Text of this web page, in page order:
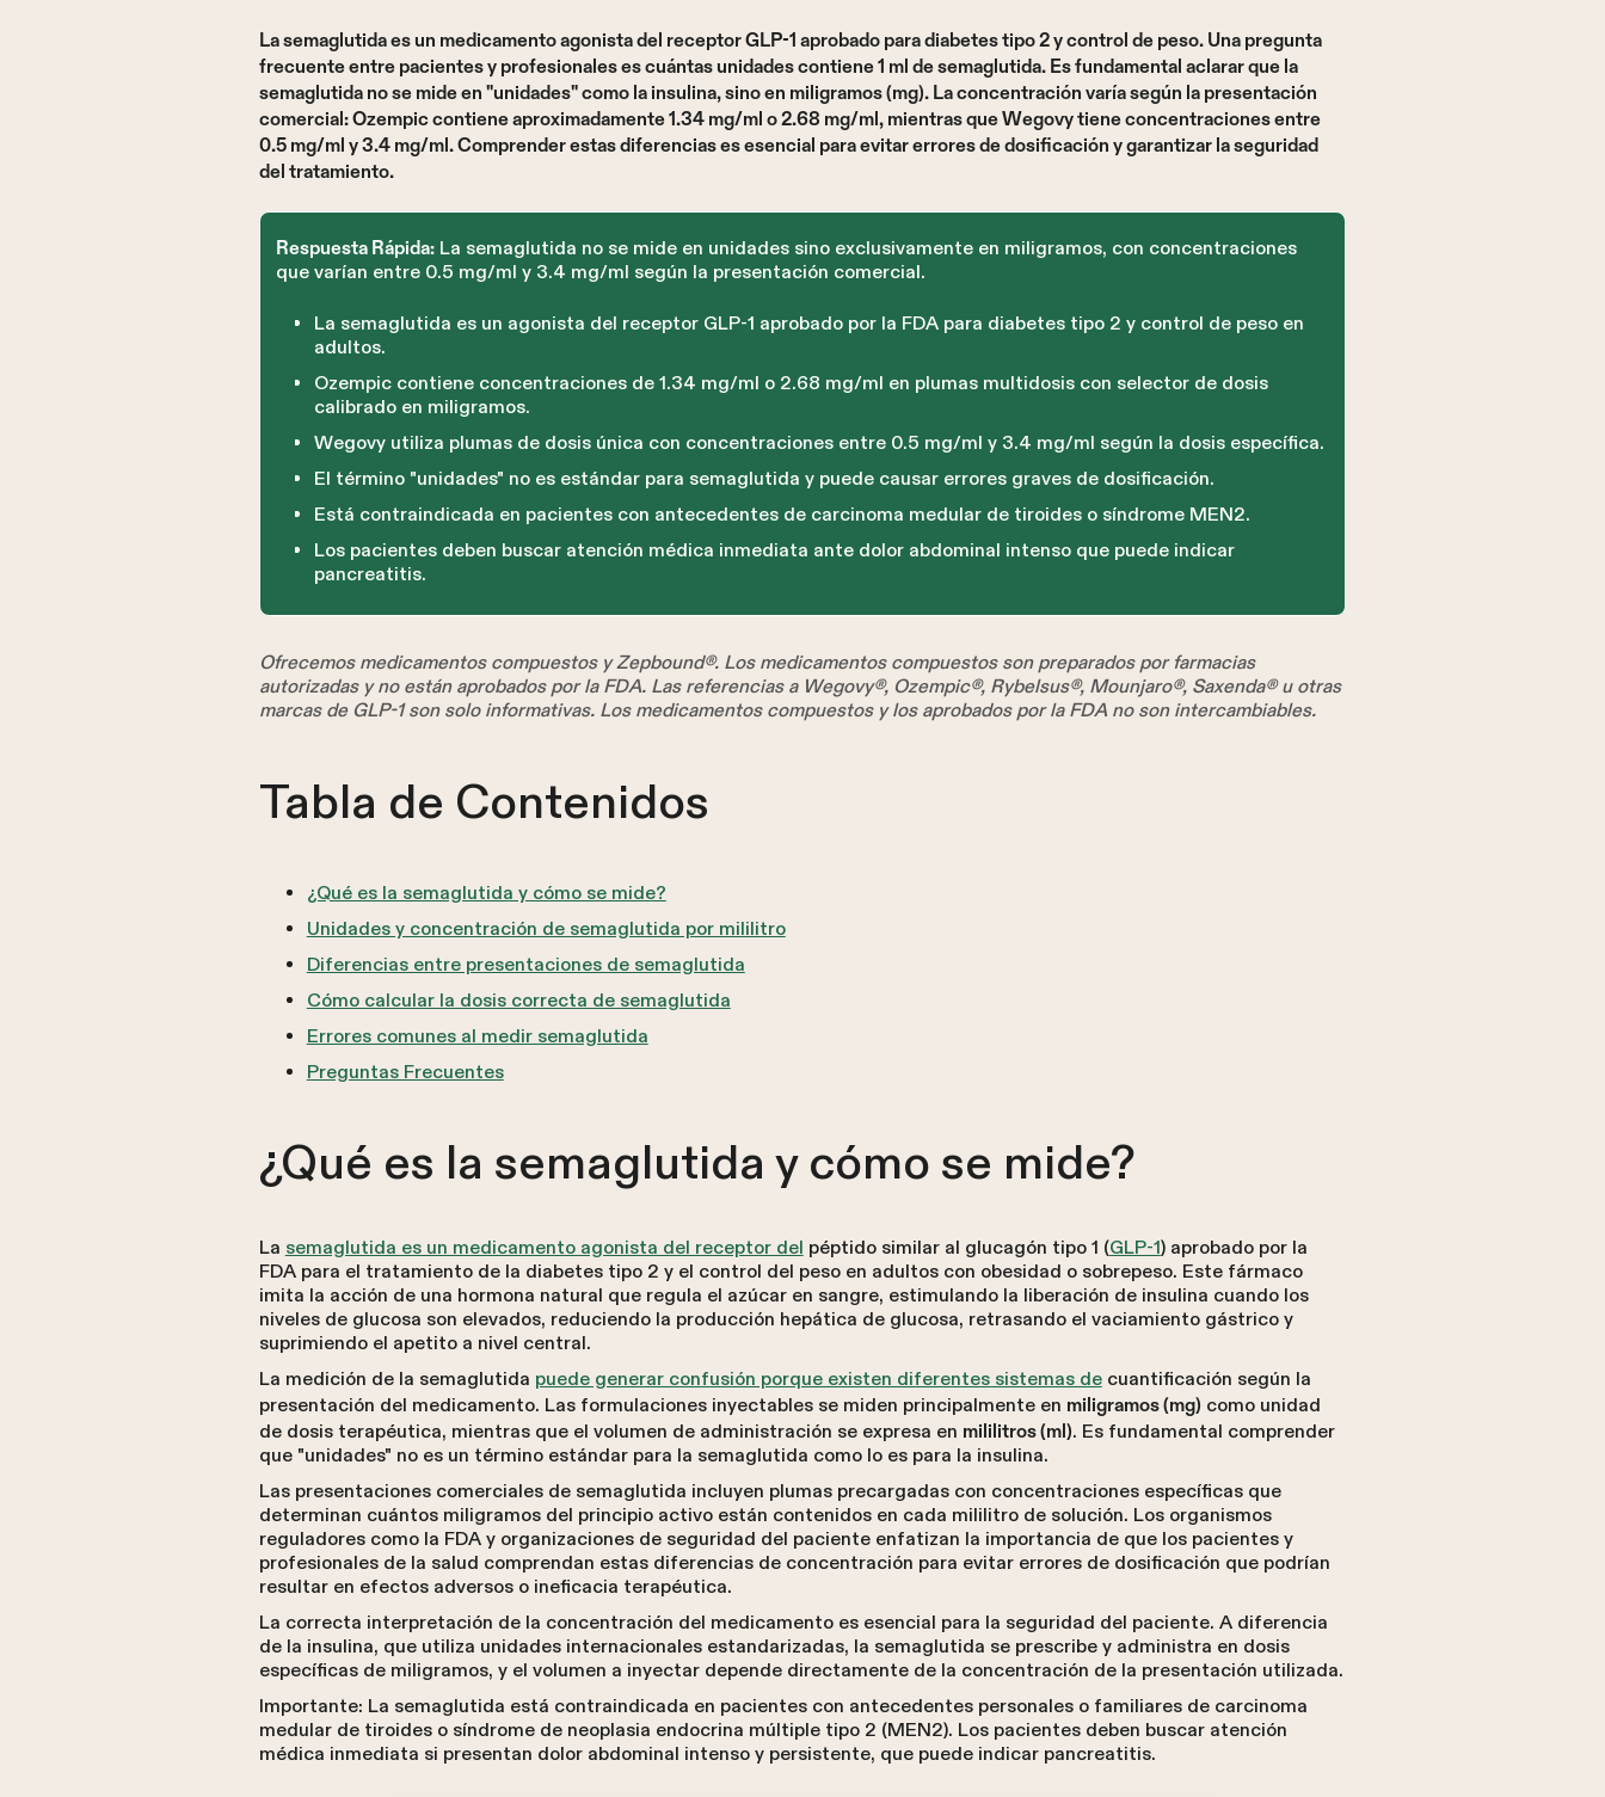
La semaglutida es un medicamento agonista del receptor GLP-1 aprobado para diabetes tipo 2 y control de peso. Una pregunta
frecuente entre pacientes y profesionales es cuántas unidades contiene 1 ml de semaglutida. Es fundamental aclarar que la
semaglutida no se mide en "unidades" como la insulina, sino en miligramos (mg). La concentración varía según la presentación
comercial: Ozempic contiene aproximadamente 1.34 mg/ml o 2.68 mg/ml, mientras que Wegovy tiene concentraciones entre
0.5 mg/ml y 3.4 mg/ml. Comprender estas diferencias es esencial para evitar errores de dosificación y garantizar la seguridad
del tratamiento.
Respuesta Rápida: La semaglutida no se mide en unidades sino exclusivamente en miligramos, con concentraciones
que varían entre 0.5 mg/ml y 3.4 mg/ml según la presentación comercial.
La semaglutida es un agonista del receptor GLP-1 aprobado por la FDA para diabetes tipo 2 y control de peso en
adultos.
Ozempic contiene concentraciones de 1.34 mg/ml o 2.68 mg/ml en plumas multidosis con selector de dosis
calibrado en miligramos.
Wegovy utiliza plumas de dosis única con concentraciones entre 0.5 mg/ml y 3.4 mg/ml según la dosis específica.
El término "unidades" no es estándar para semaglutida y puede causar errores graves de dosificación.
Está contraindicada en pacientes con antecedentes de carcinoma medular de tiroides o síndrome MEN2.
Los pacientes deben buscar atención médica inmediata ante dolor abdominal intenso que puede indicar
pancreatitis.
Ofrecemos medicamentos compuestos y Zepbound®. Los medicamentos compuestos son preparados por farmacias
autorizadas y no están aprobados por la FDA. Las referencias a Wegovy®, Ozempic®, Rybelsus®, Mounjaro®, Saxenda® u otras
marcas de GLP-1 son solo informativas. Los medicamentos compuestos y los aprobados por la FDA no son intercambiables.
Tabla de Contenidos
¿Qué es la semaglutida y cómo se mide?
Unidades y concentración de semaglutida por mililitro
Diferencias entre presentaciones de semaglutida
Cómo calcular la dosis correcta de semaglutida
Errores comunes al medir semaglutida
Preguntas Frecuentes
¿Qué es la semaglutida y cómo se mide?
La semaglutida es un medicamento agonista del receptor del péptido similar al glucagón tipo 1 (GLP-1) aprobado por la
FDA para el tratamiento de la diabetes tipo 2 y el control del peso en adultos con obesidad o sobrepeso. Este fármaco
imita la acción de una hormona natural que regula el azúcar en sangre, estimulando la liberación de insulina cuando los
niveles de glucosa son elevados, reduciendo la producción hepática de glucosa, retrasando el vaciamiento gástrico y
suprimiendo el apetito a nivel central.
La medición de la semaglutida puede generar confusión porque existen diferentes sistemas decuantificación según la
presentación del medicamento. Las formulaciones inyectables se miden principalmente en miligramos (mg) como unidad
de dosis terapéutica, mientras que el volumen de administración se expresa en mililitros (ml). Es fundamental comprender
que "unidades" no es un término estándar para la semaglutida como lo es para la insulina.
Las presentaciones comerciales de semaglutida incluyen plumas precargadas con concentraciones específicas que
determinan cuántos miligramos del principio activo están contenidos en cada mililitro de solución. Los organismos
reguladores como la FDA y organizaciones de seguridad del paciente enfatizan la importancia de que los pacientes y
profesionales de la salud comprendan estas diferencias de concentración para evitar errores de dosificación que podrían
resultar en efectos adversos o ineficacia terapéutica.
La correcta interpretación de la concentración del medicamento es esencial para la seguridad del paciente. A diferencia
de la insulina, que utiliza unidades internacionales estandarizadas, la semaglutida se prescribe y administra en dosis
específicas de miligramos, y el volumen a inyectar depende directamente de la concentración de la presentación utilizada.
Importante: La semaglutida está contraindicada en pacientes con antecedentes personales o familiares de carcinoma
medular de tiroides o síndrome de neoplasia endocrina múltiple tipo 2 (MEN2). Los pacientes deben buscar atención
médica inmediata si presentan dolor abdominal intenso y persistente, que puede indicar pancreatitis.